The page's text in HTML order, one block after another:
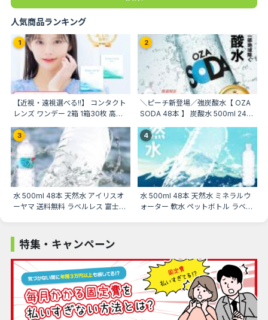
人気商品ランキング
1
【近視・遠視選べる!!】 コンタクト
レンズ ワンデー 2箱 1箱30枚 高含
ト・うるおい成分 コンタクト
TeAmo CLEAR 1DAY ティアモ
2
＼ピーチ新登場／強炭酸水【 OZA
SODA 48本 】 炭酸水 500ml 24本
LIFEDRINK 無糖 ソーダ まとめ買い
ポイント消化 ラベルレス 爆買
3
水 500ml 48本 天然水 アイリスオ
ーヤマ 送料無料 ラベルレス 富士山
4
水 500ml 48本 天然水 ミネラルウ
ォーター 軟水 ペットボトル ラベル
特集・キャンペーン